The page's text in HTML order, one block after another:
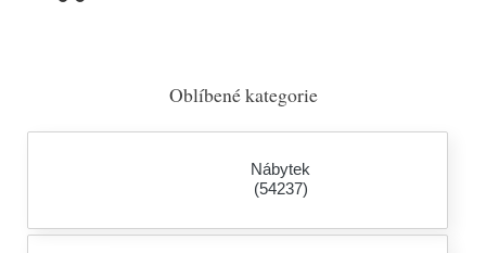
Oblíbené kategorie
Nábytek
(54237)